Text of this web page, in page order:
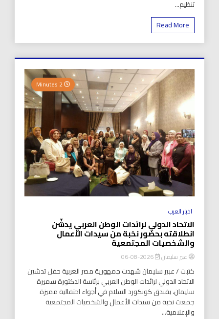
تنظيم...
Read More
اخبار العرب
الاتحاد الدولي لرائدات الوطن العربي يدشّن
انطلاقته بحضور نخبة من سيدات الأعمال
والشخصيات المجتمعية
عبير سليمان 2026-08-06
كتبت / عبير سليمان شهدت جمهورية مصر العربية حفل تدشين
الاتحاد الدولي لرائدات الوطن العربي برئاسة الدكتورة سميرة
سليمان، بفندق كونكورد السلام في أجواء احتفالية مميزة
جمعت نخبة من سيدات الأعمال والشخصيات المجتمعية
والإعلامية...